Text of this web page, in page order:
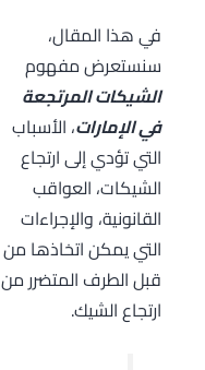
في هذا المقال،
سنستعرض مفهوم
الشيكات المرتجعة
في الإمارات، الأسباب
التي تؤدي إلى ارتجاع
الشيكات، العواقب
القانونية، والإجراءات
التي يمكن اتخاذها من
قبل الطرف المتضرر من
ارتجاع الشيك.